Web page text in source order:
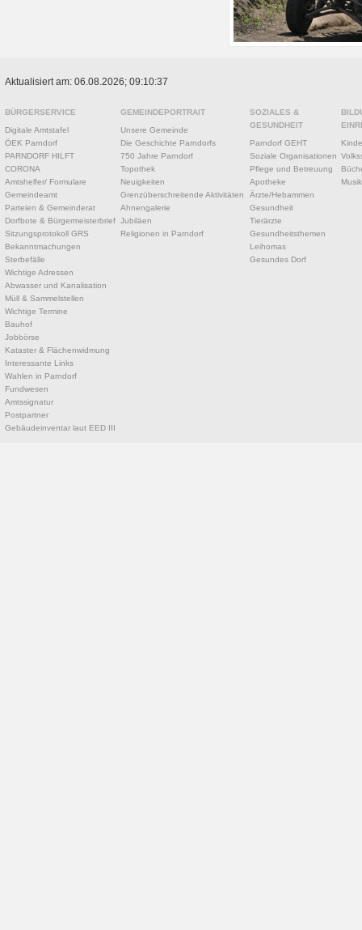
Aktualisiert am: 06.08.2026; 09:10:37
BÜRGERSERVICE
Digitale Amtstafel
ÖEK Parndorf
PARNDORF HILFT
CORONA
Amtshelfer/ Formulare
Gemeindeamt
Parteien & Gemeinderat
Dorfbote & Bürgermeisterbrief
Sitzungsprotokoll GRS
Bekanntmachungen
Sterbefälle
Wichtige Adressen
Abwasser und Kanalisation
Müll & Sammelstellen
Wichtige Termine
Bauhof
Jobbörse
Kataster & Flächenwidmung
Interessante Links
Wahlen in Parndorf
Fundwesen
Amtssignatur
Postpartner
Gebäudeinventar laut EED III
GEMEINDEPORTRAIT
Unsere Gemeinde
Die Geschichte Parndorfs
750 Jahre Parndorf
Topothek
Neuigkeiten
Grenzüberschreitende Aktivitäten
Ahnengalerie
Jubiläen
Religionen in Parndorf
SOZIALES &
GESUNDHEIT
Parndorf GEHT
Soziale Organisationen
Pflege und Betreuung
Apotheke
Ärzte/Hebammen
Gesundheit
Tierärzte
Gesundheitsthemen
Leihomas
Gesundes Dorf